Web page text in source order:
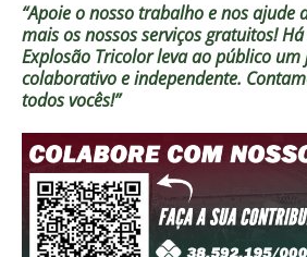
“Apoie o nosso trabalho e nos ajude
mais os nossos serviços gratuitos!
Explosão Tricolor leva ao público
colaborativo e independente.
todos vocês!”